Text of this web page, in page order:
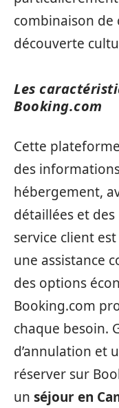
combinaison
découverte
Les
Booking.com
Cette
des
hébergement,
détaillées et
service client
une assistance
des options
Booking.com
chaque besoin.
d’annulation et
réserver sur
un séjour en